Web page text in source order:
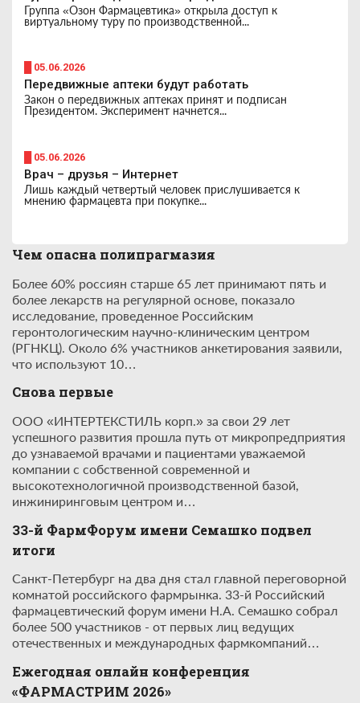
Группа «Озон Фармацевтика» открыла доступ к
виртуальному туру по производственной...
█ 05.06.2026
Передвижные аптеки будут работать
Закон о передвижных аптеках принят и подписан
Президентом. Эксперимент начнется...
█ 05.06.2026
Врач – друзья – Интернет
Лишь каждый четвертый человек прислушивается к
мнению фармацевта при покупке...
Чем опасна полипрагмазия
Более 60% россиян старше 65 лет принимают пять и
более лекарств на регулярной основе, показало
исследование, проведенное Российским
геронтологическим научно-клиническим центром
(РГНКЦ). Около 6% участников анкетирования заявили,
что используют 10…
Снова первые
ООО «ИНТЕРТЕКСТИЛЬ корп.» за свои 29 лет
успешного развития прошла путь от микропредприятия
до узнаваемой врачами и пациентами уважаемой
компании с собственной современной и
высокотехнологичной производственной базой,
инжиниринговым центром и…
33-й ФармФорум имени Семашко подвел
итоги
Санкт-Петербург на два дня стал главной переговорной
комнатой российского фармрынка. 33-й Российский
фармацевтический форум имени Н.А. Семашко собрал
более 500 участников - от первых лиц ведущих
отечественных и международных фармкомпаний…
Ежегодная онлайн конференция
«ФАРМАСТРИМ 2026»